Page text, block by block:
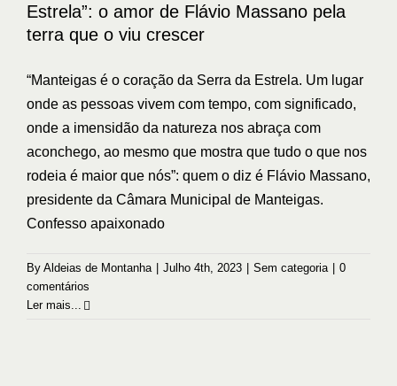
Estrela”: o amor de Flávio Massano pela
terra que o viu crescer
“Manteigas é o coração da Serra da Estrela. Um lugar
onde as pessoas vivem com tempo, com significado,
onde a imensidão da natureza nos abraça com
aconchego, ao mesmo que mostra que tudo o que nos
rodeia é maior que nós”: quem o diz é Flávio Massano,
presidente da Câmara Municipal de Manteigas.
Confesso apaixonado
By Aldeias de Montanha Julho 4th, 2023 Sem categoria
0
comentários
Ler mais...